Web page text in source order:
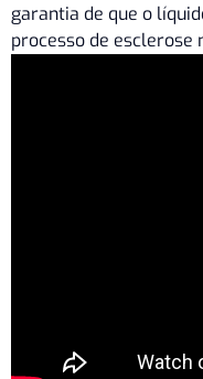
garantia de que o
processo de esclerose